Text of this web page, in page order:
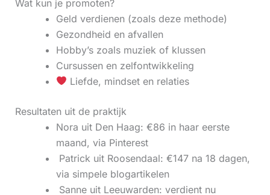
Wat kun je promoten?
Geld verdienen (zoals deze methode)
Gezondheid en afvallen
Hobby’s zoals muziek of klussen
Cursussen en zelfontwikkeling
Liefde, mindset en relaties
Resultaten uit de praktijk
Nora uit Den Haag: €86 in haar eerste
maand, via Pinterest
‍ Patrick uit Roosendaal: €147 na 18 dagen,
via simpele blogartikelen
‍ Sanne uit Leeuwarden: verdient nu